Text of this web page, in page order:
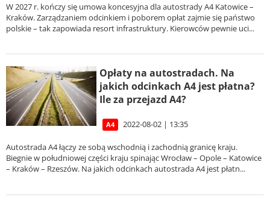
W 2027 r. kończy się umowa koncesyjna dla autostrady A4 Katowice –
Kraków. Zarządzaniem odcinkiem i poborem opłat zajmie się państwo
polskie – tak zapowiada resort infrastruktury. Kierowców pewnie uci...
Opłaty na autostradach. Na
jakich odcinkach A4 jest płatna?
Ile za przejazd A4?
A4 2022-08-02 | 13:35
Autostrada A4 łączy ze sobą wschodnią i zachodnią granicę kraju.
Biegnie w południowej części kraju spinając Wrocław – Opole – Katowice
– Kraków – Rzeszów. Na jakich odcinkach autostrada A4 jest płatn...